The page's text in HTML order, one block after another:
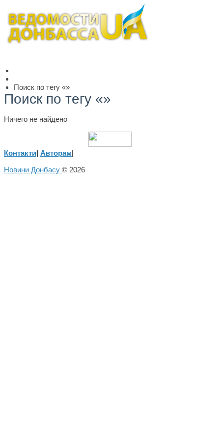
Поиск по тегу «»
Поиск по тегу «»
Ничего не найдено
Контакти| Авторам|
Новини Донбасу © 2026